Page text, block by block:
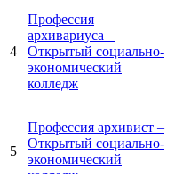
4
Профессия
архивариуса –
Открытый социально-
экономический
колледж
5
Профессия архивист –
Открытый социально-
экономический